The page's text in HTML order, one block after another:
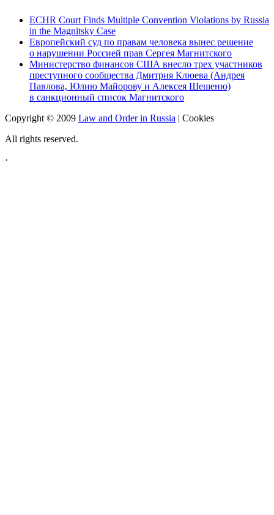
ECHR Court Finds Multiple Convention Violations by Russia
in the Magnitsky Case
Европейский суд по правам человека вынес решение
о нарушении Россией прав Сергея Магнитского
Министерство финансов США внесло трех участников
преступного сообщества Дмитрия Клюева (Андрея
Павлова, Юлию Майорову и Алексея Шешеню)
в санкционный список Магнитского
Copyright © 2009 Law and Order in Russia | Cookies
All rights reserved.
·